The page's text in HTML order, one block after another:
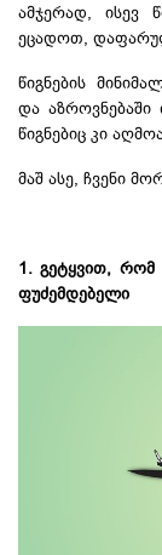
ამჯერად, ისევ
ეცადოთ,
წიგნების
და აზროვნებაში
წიგნებიც კი
მაშ ასე, ჩვენი
1. გეტყვით, რომ
ფუძემდებელი